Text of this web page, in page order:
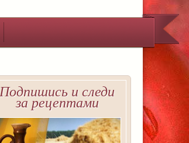
Подпишись и следи
за рецептами